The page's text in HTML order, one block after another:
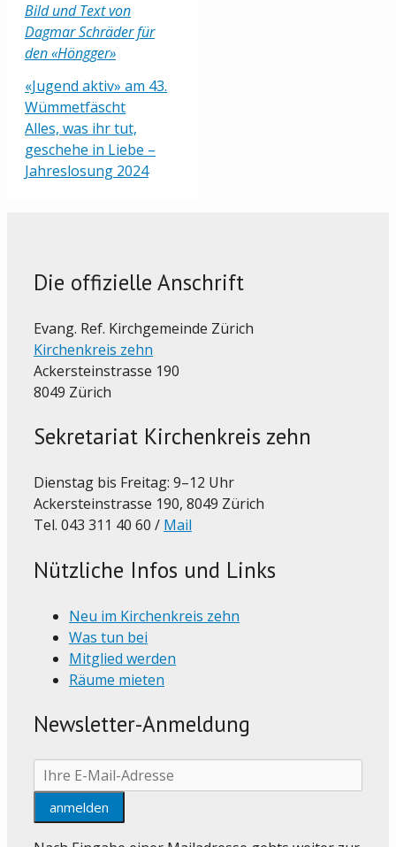
Bild und Text von
Dagmar Schräder für
den «Höngger»
«Jugend aktiv» am 43.
Wümmetfäscht
Alles, was ihr tut,
geschehe in Liebe –
Jahreslosung 2024
Die offizielle Anschrift
Evang. Ref. Kirchgemeinde Zürich
Kirchenkreis zehn
Ackersteinstrasse 190
8049 Zürich
Sekretariat Kirchenkreis zehn
Dienstag bis Freitag: 9–12 Uhr
Ackersteinstrasse 190, 8049 Zürich
Tel. 043 311 40 60 / Mail
Nützliche Infos und Links
Neu im Kirchenkreis zehn
Was tun bei
Mitglied werden
Räume mieten
Newsletter-Anmeldung